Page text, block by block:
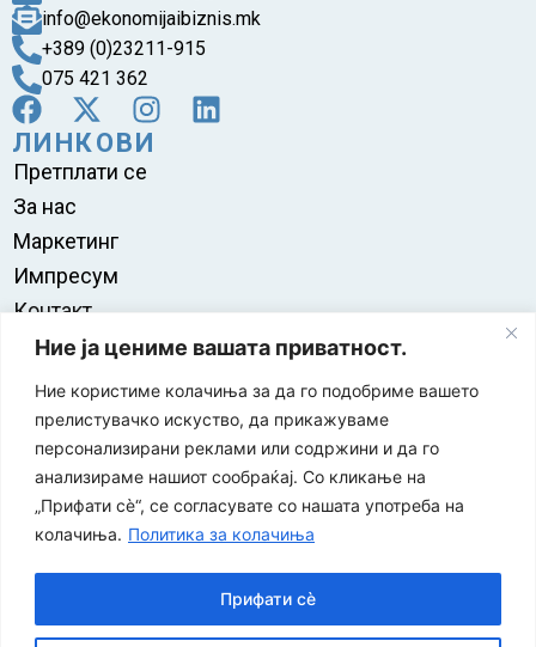
Ние ја цениме вашата приватност.
Ние користиме колачиња за да го подобриме вашето
прелистувачко искуство, да прикажуваме
персонализирани реклами или содржини и да го
анализираме нашиот сообраќај. Со кликање на
„Прифати сè“, се согласувате со нашата употреба на
колачиња. Политика за колачиња
Прифати сè
info@ekonomijaibiznis.mk
+389 (0)23211-915
075 421 362
ЛИНКОВИ
Претплати се
За нас
Маркетинг
Импресум
Контакт
Правила на користење